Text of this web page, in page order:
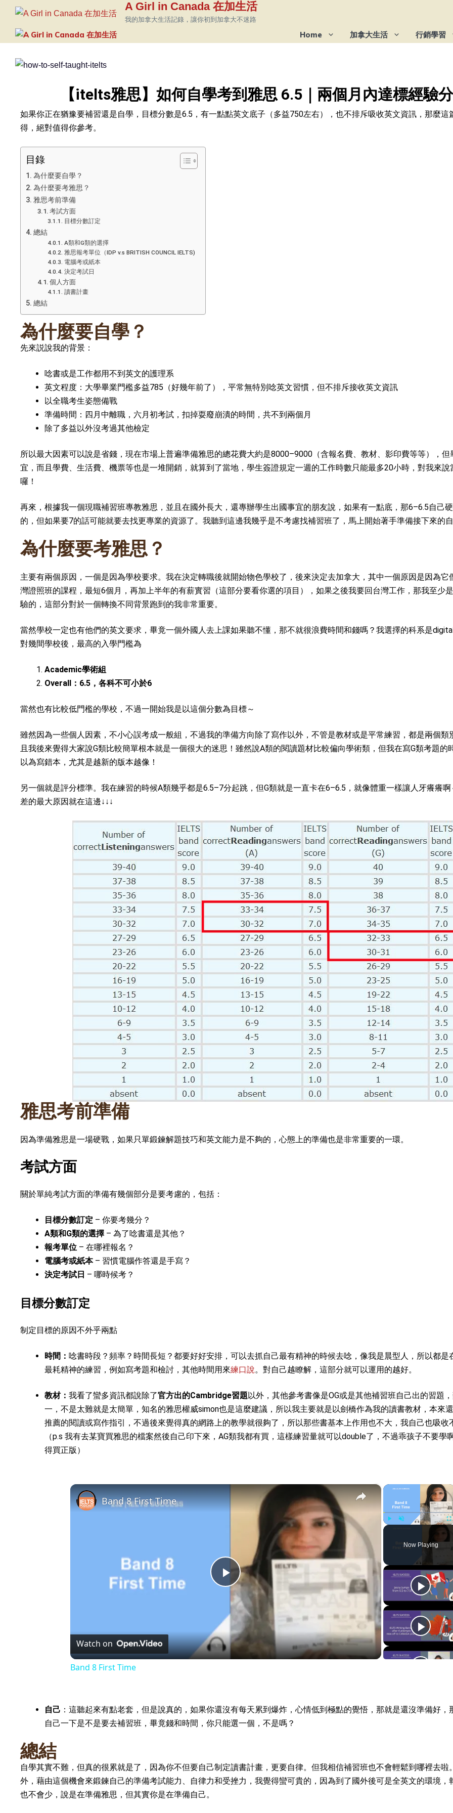
A Girl in Canada 在加生活
我的加拿大生活記錄，讓你初到加拿大不迷路
Home 加拿大生活 行銷學習
【itelts雅思】如何自學考到雅思 6.5｜兩個月內達標經驗
如果你正在猶豫要補習還是自學，目標分數是6.5，有一點點英文底子（多益750左右），也不排斥吸收英文資訊，那麼這
得，絕對值得你參考。
目錄
為什麼要自學？
為什麼要考雅思？
雅思考前準備
考試方面
目標分數訂定
總結
A類和G類的選擇
雅思報考單位（IDP v.s BRITISH COUNCIL IELTS)
電腦考或紙本
決定考試日
個人方面
讀書計畫
總結
為什麼要自學？
先來説說我的背景：
唸書或是工作都用不到英文的護理系
英文程度：大學畢業門檻多益785（好幾年前了），平常無特別唸英文習慣，但不排斥接收英文資訊
以全職考生姿態備戰
準備時間：四月中離職，六月初考試，扣掉耍廢崩潰的時間，共不到兩個月
除了多益以外沒考過其他檢定
所以最大因素可以說是省錢，現在市場上普遍準備雅思的總花費大約是8000–9000（含報名費、教材、影印費等等），但
宜，而且學費、生活費、機票等也是一堆開銷，就算到了當地，學生簽證規定一週的工作時數只能最多20小時，對我來說
囉！
再來，根據我一個現職補習班專教雅思，並且在國外長大，還專辦學生出國事宜的朋友說，如果有一點底，那6–6.5自己
的，但如果要7的話可能就要去找更專業的資源了。我聽到這邊我幾乎是不考慮找補習班了，馬上開始著手準備接下來的自
為什麼要考雅思？
主要有兩個原因，一個是因為學校要求。我在決定轉職後就開始物色學校了，後來決定去加拿大，其中一個原因是因為它
灣證照班的課程，最短6個月，再加上半年的有薪實習（這部分要看你選的項目），如果之後我要回台灣工作，那我至少
驗的，這部分對於一個轉換不同背景跑到的我非常重要。
當然學校一定也有他們的英文要求，畢竟一個外國人去上課如果聽不懂，那不就很浪費時間和錢嗎？我選擇的科系是
對幾間學校後，最高的入學門檻為
Academic學術組
Overall：6.5，各科不可小於6
當然也有比較低門檻的學校，不過一開始我是以這個分數為目標～
雖然因為一些個人因素，不小心誤考成一般組，不過我的準備方向除了寫作以外，不管是教材或是平常練習，都是兩個類
且我後來覺得大家說G類比較簡單根本就是一個很大的迷思！雖然說A類的閱讀題材比較偏向學術類，但我在寫G類考題的
以為寫錯本，尤其是越新的版本越像！
另一個就是評分標準。我在練習的時候A類幾乎都是6.5–7分起跳，但G類就是一直卡在6–6.5，就像體重一樣讓人牙癢癢
差的最大原因就在這邊↓↓↓
雅思考前準備
因為準備雅思是一場硬戰，如果只單鍛鍊解題技巧和英文能力是不夠的，心態上的準備也是非常重要的一環。
考試方面
關於單純考試方面的準備有幾個部分是要考慮的，包括：
目標分數訂定 – 你要考幾分？
A類和G類的選擇 – 為了唸書還是其他？
報考單位 – 在哪裡報名？
電腦考或紙本– 習慣電腦作答還是手寫？
決定考試日 – 哪時候考？
目標分數訂定
制定目標的原因不外乎兩點
時間： 唸書時段？頻率？時間長短？都要好好安排，可以去抓自己最有精神的時候去唸，像我是晨型人，所以都是
最耗精神的練習，例如寫考題和檢討，其他時間用來練口說。對自己越瞭解，這部分就可以運用的越好。
教材： 我看了蠻多資訊都說除了官方出的Cambridge習題以外，其他參考書像是OG或是其他補習班自己出的習題
一，不是太難就是太簡單，知名的雅思權威simon也是這麼建議，所以我主要就是以劍橋作為我的讀書教材，本來
推薦的閱讀或寫作指引，不過後來覺得真的網路上的教學就很夠了，所以那些書基本上作用也不大，我自己也吸收
（p.s 我有去某寶買雅思的檔案然後自己印下來，AG類我都有買，這樣練習量就可以double了，不過乖孩子不要學
得買正版）
×
Now Playing
×
P
l
a
V
d
Band 8 First Time
Watch on
Band 8 First Time
自己 ：這聽起來有點老套，但是說真的，如果你還沒有每天累到爆炸，心情低到極點的覺悟，那就是還沒準備好，
自己一下是不是要去補習班，畢竟錢和時間，你只能選一個，不是嗎？
總結
自學其實不難，但真的很累就是了，因為你不但要自己制定讀書計畫，更要自律。但我相信補習班也不會輕鬆到哪裡去啦
外，藉由這個機會來鍛鍊自己的準備考試能力、自律力和受挫力，我覺得蠻可貴的，因為到了國外後可是全英文的環境，
也不會少，說是在準備雅思，但其實你是在準備自己。